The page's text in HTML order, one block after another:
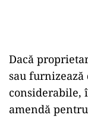
Dacă
sau furnizează
considerabile,
amendă